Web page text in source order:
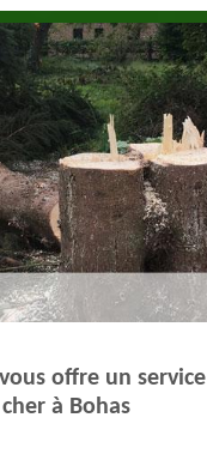
offre un service
à Bohas